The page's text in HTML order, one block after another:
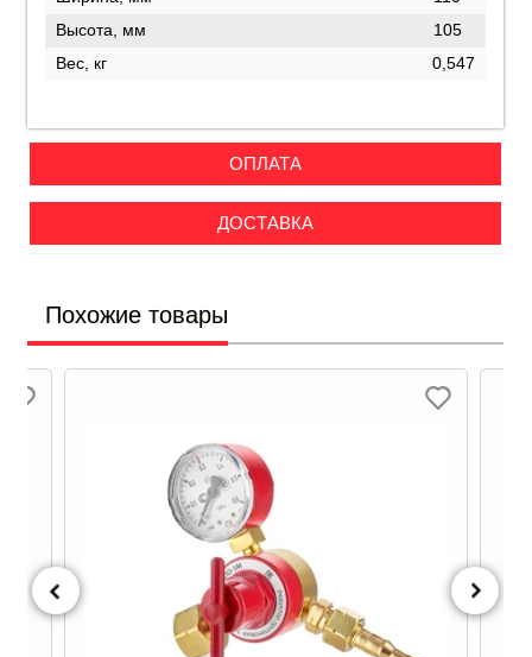
Высота, мм
105
Вес, кг
0,547
ОПЛАТА
ДОСТАВКА
Похожие товары